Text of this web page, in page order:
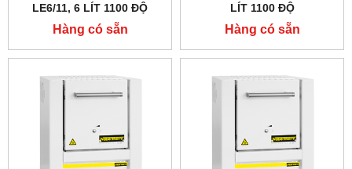
LE6/11, 6 LÍT 1100 ĐỘ
Hàng có sẵn
LÍT 1100 ĐỘ
Hàng có sẵn